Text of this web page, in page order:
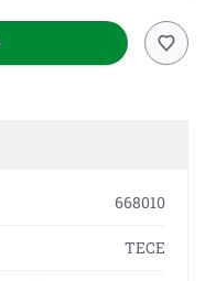
668010
TECE